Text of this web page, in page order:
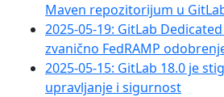
Maven repozitorijum u
2025-05-19: GitLab
zvanično FedRAMP
2025-05-15: GitLab 18.0 je
upravljanje i sigurnost